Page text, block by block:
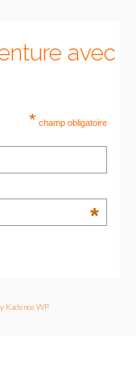
avec
* champ obligatoire
*
Kadence WP